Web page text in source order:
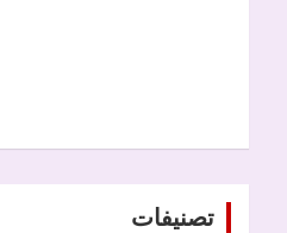
تصنيفات